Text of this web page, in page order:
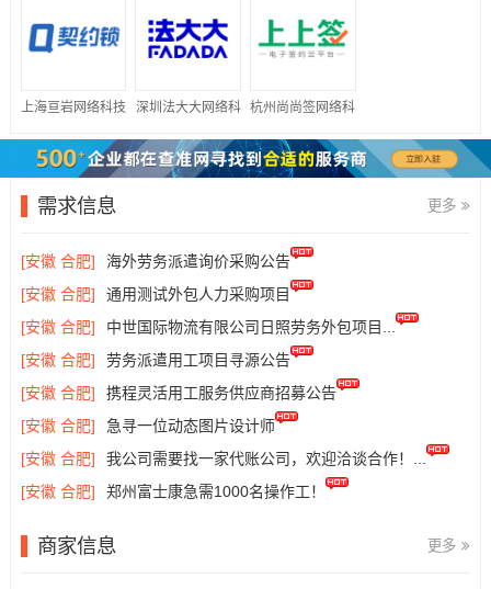
上海亘岩网络科技
有限公司
深圳法大大网络科
技有限公司
杭州尚尚签网络科
技有限公司
需求信息 更多
[安徽 合肥]
海外劳务派遣询价采购公告
[安徽 合肥]
通用测试外包人力采购项目
[安徽 合肥]
中世国际物流有限公司日照劳务外包项目...
[安徽 合肥]
劳务派遣用工项目寻源公告
[安徽 合肥]
携程灵活用工服务供应商招募公告
[安徽 合肥]
急寻一位动态图片设计师
[安徽 合肥]
我公司需要找一家代账公司，欢迎洽谈合作！...
[安徽 合肥]
郑州富士康急需1000名操作工！
商家信息 更多